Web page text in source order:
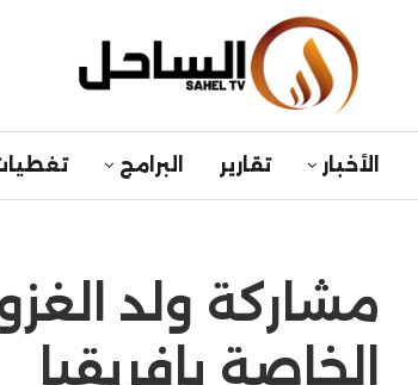
الأخبار تقارير البرامج
مشاركة ولد
الخاصة بإفريقيا